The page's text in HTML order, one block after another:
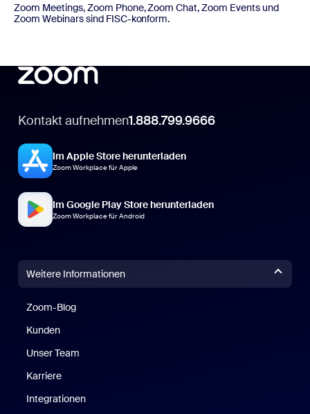
Zoom Meetings, Zoom Phone, Zoom Chat, Zoom Events und
Zoom Webinars sind FISC-konform.
Kontakt aufnehmen1.888.799.9666
Im Apple Store herunterladen
Zoom Workplace für Apple
Im Google Play Store herunterladen
Zoom Workplace für Android
Weitere Informationen
Zoom-Blog
Kunden
Unser Team
Karriere
Integrationen